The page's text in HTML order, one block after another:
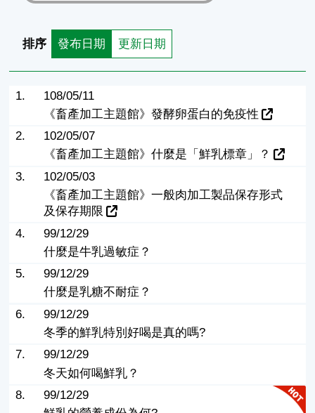
排序 發布日期 更新日期
1.
108/05/11
《畜產加工主題館》發酵卵蛋白的免疫性
2.
102/05/07
《畜產加工主題館》什麼是「鮮乳標章」？
3.
102/05/03
《畜產加工主題館》一般肉加工製品保存形式
及保存期限
4.
99/12/29
什麼是牛乳過敏症？
5.
99/12/29
什麼是乳糖不耐症？
6.
99/12/29
冬季的鮮乳特別好喝是真的嗎?
7.
99/12/29
冬天如何喝鮮乳？
8.
99/12/29